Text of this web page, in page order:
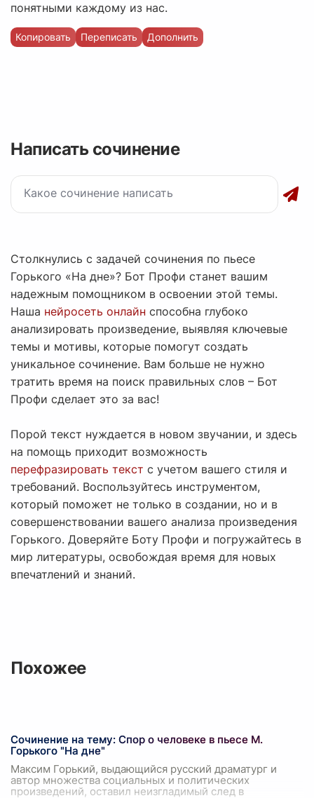
понятными каждому из нас.
Копировать Переписать Дополнить
Написать сочинение
Столкнулись с задачей сочинения по пьесе
Горького «На дне»? Бот Профи станет вашим
надежным помощником в освоении этой темы.
Наша нейросеть онлайн способна глубоко
анализировать произведение, выявляя ключевые
темы и мотивы, которые помогут создать
уникальное сочинение. Вам больше не нужно
тратить время на поиск правильных слов – Бот
Профи сделает это за вас!
Порой текст нуждается в новом звучании, и здесь
на помощь приходит возможность
перефразировать текст с учетом вашего стиля и
требований. Воспользуйтесь инструментом,
который поможет не только в создании, но и в
совершенствовании вашего анализа произведения
Горького. Доверяйте Боту Профи и погружайтесь в
мир литературы, освобождая время для новых
впечатлений и знаний.
Похожее
Сочинение на тему: Спор о человеке в пьесе М.
Горького "На дне"
Максим Горький, выдающийся русский драматург и
автор множества социальных и политических
произведений, оставил неизгладимый след в